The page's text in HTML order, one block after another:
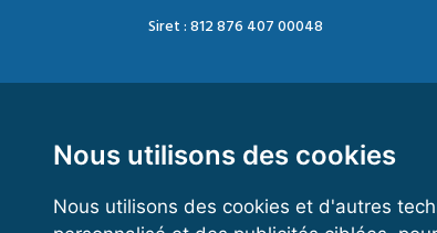
Nous utilisons des cookies
Nous utilisons des cookies et d'autres
Siret : 812 876 407 00048
Mail : contact@ffforce.fr
Horaires d’ouverture :